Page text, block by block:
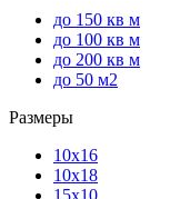
до 150 кв м
до 100 кв м
до 200 кв м
до 50 м2
Размеры
10х16
10х18
15х10